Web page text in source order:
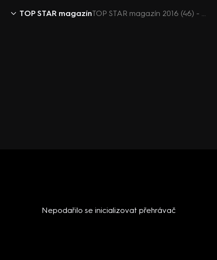
TOP STAR magazín TOP STAR magazín 2016 (46) - Mahulena Bočanová
Nepodařilo se inicializovat přehrávač